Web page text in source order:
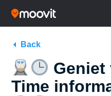
Back
Geniet
Time